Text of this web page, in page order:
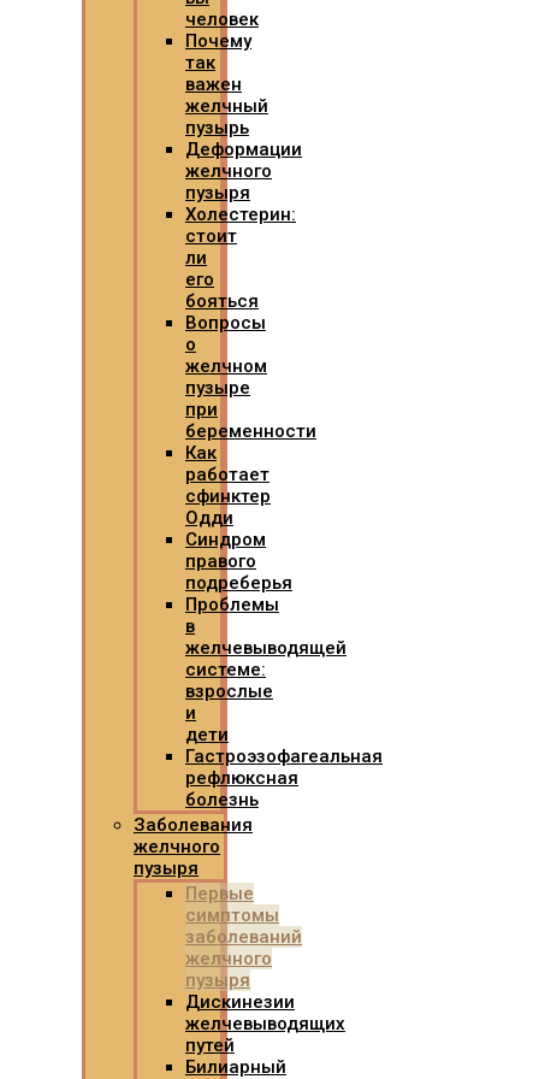
человек
Почему
так
важен
желчный
пузырь
Деформации
желчного
пузыря
Холестерин:
стоит
ли
его
бояться
Вопросы
о
желчном
пузыре
при
беременности
Как
работает
сфинктер
Одди
Синдром
правого
подреберья
Проблемы
в
желчевыводящей
системе:
взрослые
и
дети
Гастроэзофагеальная
рефлюксная
болезнь
Заболевания
желчного
пузыря
Первые
симптомы
заболеваний
желчного
пузыря
Дискинезии
желчевыводящих
путей
Билиарный